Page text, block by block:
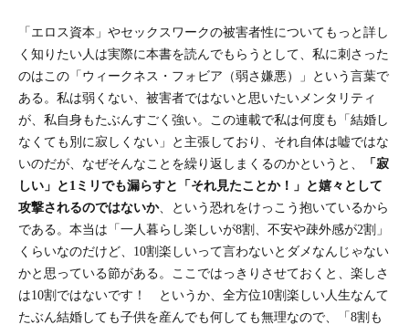
「エロス資本」やセックスワークの被害者性についてもっと詳し
く知りたい人は実際に本書を読んでもらうとして、私に刺さった
のはこの「ウィークネス・フォビア（弱さ嫌悪）」という言葉で
ある。私は弱くない、被害者ではないと思いたいメンタリティ
が、私自身もたぶんすごく強い。この連載で私は何度も「結婚し
なくても別に寂しくない」と主張しており、それ自体は嘘ではな
いのだが、なぜそんなことを繰り返しまくるのかというと、
「寂
しい」と1ミリでも漏らすと「それ見たことか！」と嬉々として
攻撃されるのではないか、という恐れをけっこう抱いているから
である。本当は「一人暮らし楽しいが8割、不安や疎外感が2割」
くらいなのだけど、10割楽しいって言わないとダメなんじゃない
かと思っている節がある。ここではっきりさせておくと、楽しさ
は10割ではないです！ というか、全方位10割楽しい人生なんて
たぶん結婚しても子供を産んでも何しても無理なので、「8割も